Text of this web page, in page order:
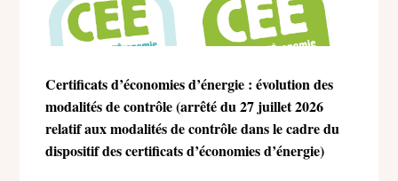
Certificats d’économies d’énergie : évolution des
modalités de contrôle (arrêté du 27 juillet 2026
relatif aux modalités de contrôle dans le cadre du
dispositif des certificats d’économies d’énergie)